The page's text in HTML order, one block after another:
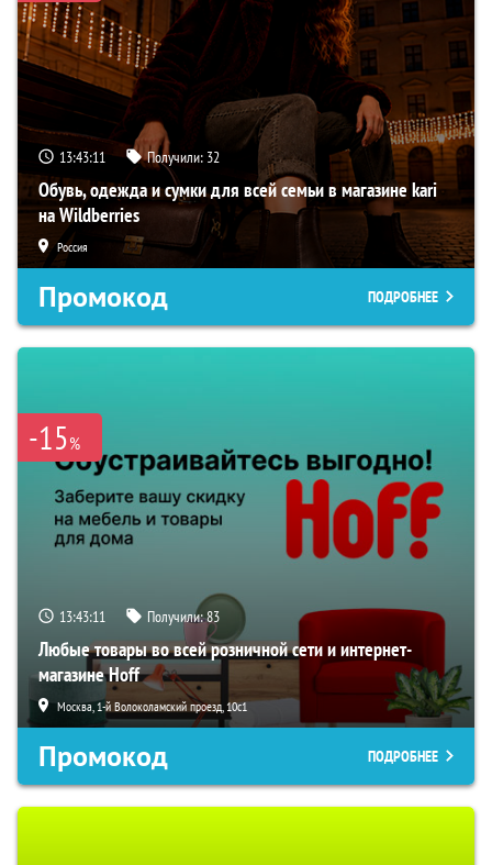
13:43:10 Получили: 32
Обувь, одежда и сумки для всей семьи в магазине kari
на Wildberries
Россия
Промокод ПОДРОБНЕЕ
-15%
13:43:10 Получили:83
Любые товары во всей розничной сети и интернет-
магазине Hoff
Москва, 1-й Волоколамский проезд, 10с1
Промокод ПОДРОБНЕЕ